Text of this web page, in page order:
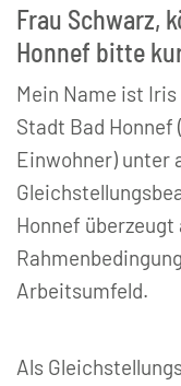
Frau Schwarz,
Honnef bitte
Mein Name ist
Stadt Bad Honnef
Einwohner) unter
Honnef
Arbeitsumfeld.
Als